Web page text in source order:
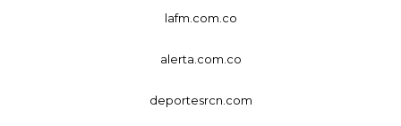
lafm.com.co
alerta.com.co
deportesrcn.com